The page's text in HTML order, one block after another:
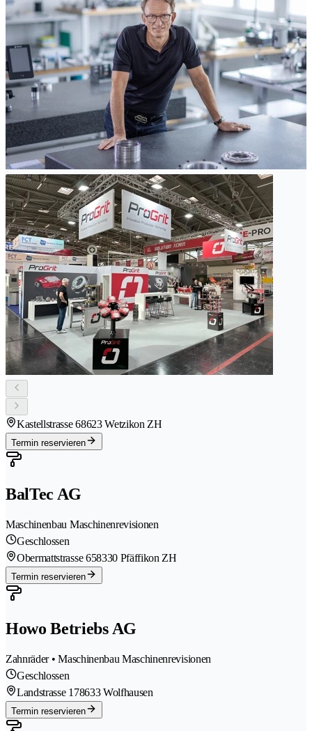
Kastellstrasse 68623 Wetzikon ZH
Termin reservieren
BalTec AG
Maschinenbau Maschinenrevisionen
Geschlossen
Obermattstrasse 658330 Pfäffikon ZH
Termin reservieren
Howo Betriebs AG
Zahnräder • Maschinenbau Maschinenrevisionen
Geschlossen
Landstrasse 178633 Wolfhausen
Termin reservieren